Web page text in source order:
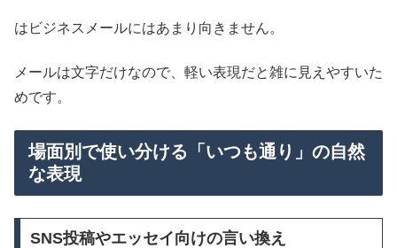
はビジネスメールにはあまり向きません。
メールは文字だけなので、軽い表現だと雑に見えやすいた
めです。
場面別で使い分ける「いつも通り」の自然
な表現
SNS投稿やエッセイ向けの言い換え